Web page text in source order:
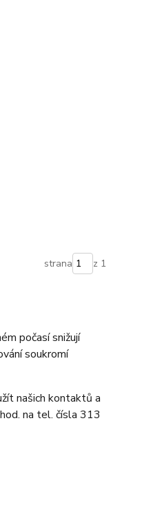
strana z 1
počasí snižují
soukromí
našich kontaktů a
na tel. čísla 313